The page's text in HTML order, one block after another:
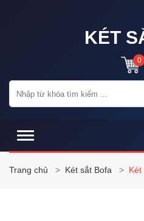
KÉT
0
Trang chủ Két sắt Bofa Két